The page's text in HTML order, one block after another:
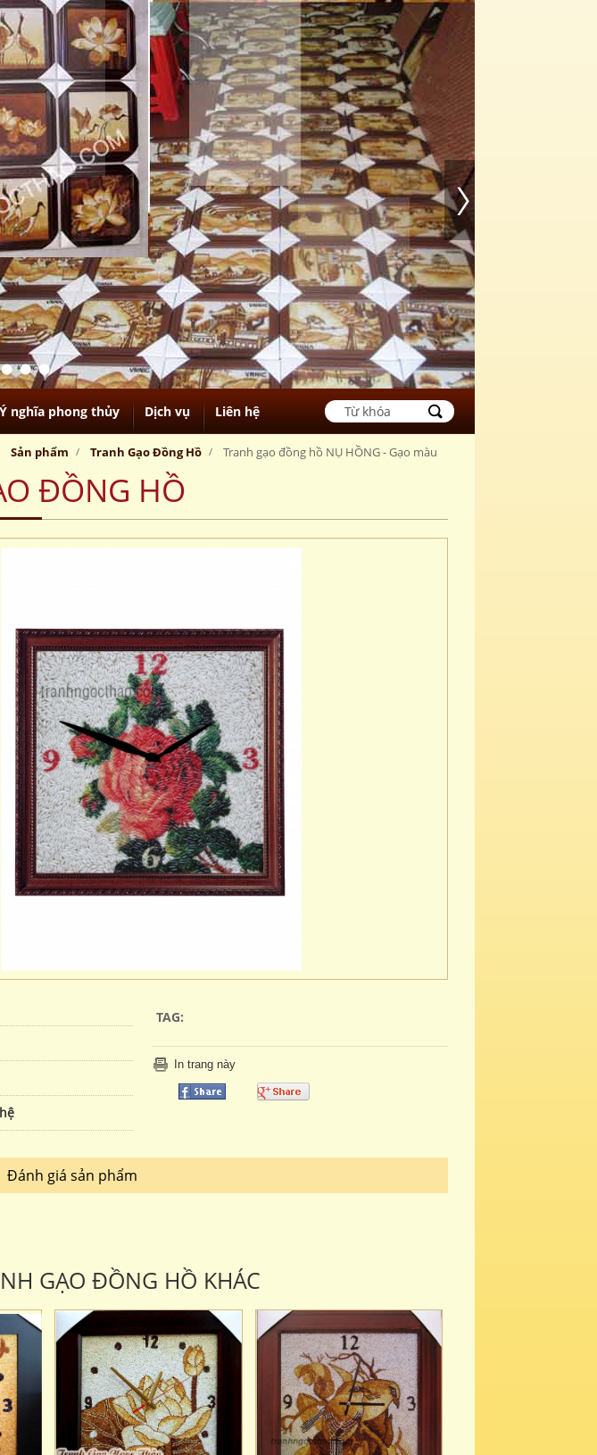
Ý nghĩa phong thủy Dịch vụ Liên hệ
Sản phẩm Tranh Gạo Đồng Hồ Tranh gạo đồng hồ NỤ HỒNG - Gạo màu
ĐỒNG HỒ
TAG:
In trang này
Đánh giá sản phẩm
GẠO ĐỒNG HỒ KHÁC